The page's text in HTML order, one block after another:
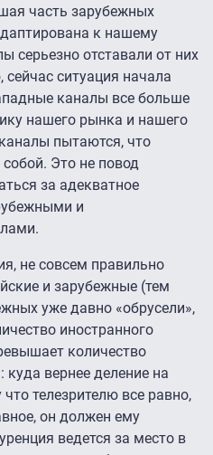
часть зарубежных
к нашему
серьезно отставали от них
сейчас ситуация начала
каналы все больше
нашего рынка и нашего
пытаются, что
Это не повод
за адекватное
и
не совсем правильно
и зарубежные (тем
уже давно «обрусели»,
иностранного
количество
вернее деление на
телезрителю все равно,
он должен ему
ведется за место в